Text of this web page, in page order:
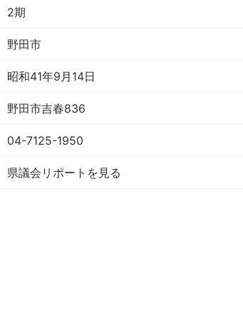
2期
野田市
昭和41年9月14日
野田市吉春836
04-7125-1950
県議会リポートを見る